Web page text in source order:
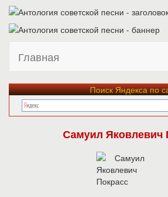
Главная
Поиск Яндекса по
Самуил Яковлевич